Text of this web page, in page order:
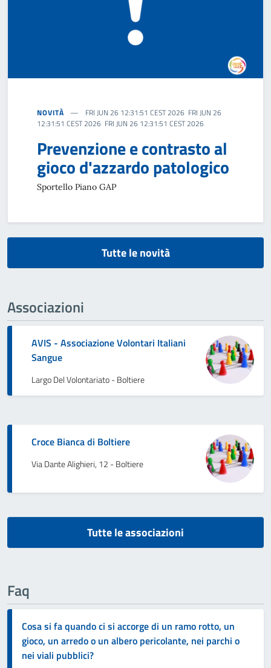
NOVITÀ
FRI JUN 26 12:31:51 CEST 2026 FRI JUN 26
12:31:51 CEST 2026 FRI JUN 26 12:31:51 CEST 2026
Prevenzione e contrasto al
gioco d'azzardo patologico
Sportello Piano GAP
Tutte le novità
Associazioni
AVIS - Associazione Volontari Italiani
Sangue
Largo Del Volontariato - Boltiere
Croce Bianca di Boltiere
Via Dante Alighieri, 12 - Boltiere
Tutte le associazioni
Faq
Cosa si fa quando ci si accorge di un ramo rotto, un
gioco, un arredo o un albero pericolante, nei parchi o
nei viali pubblici?